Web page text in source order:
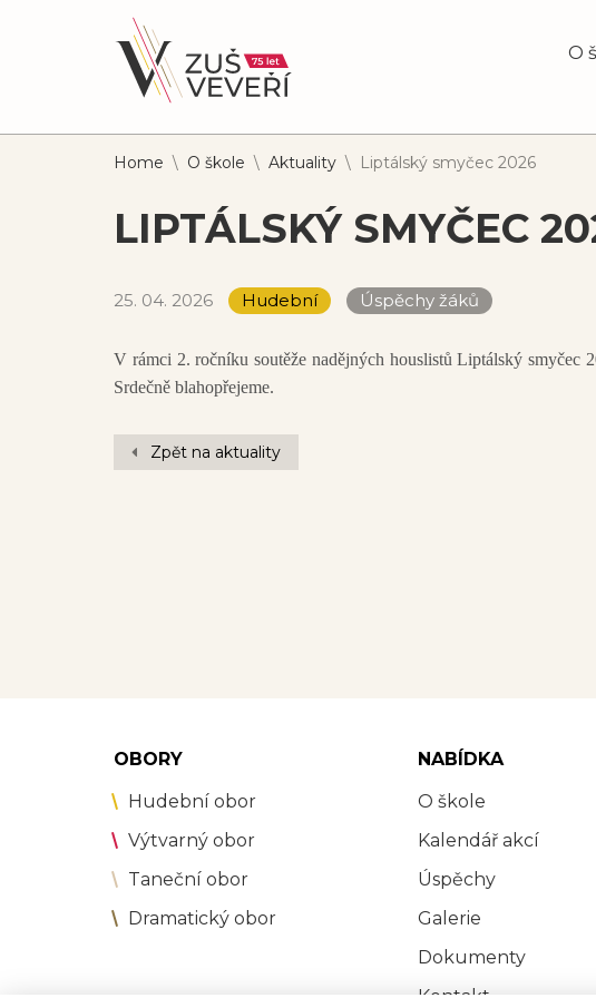
O
Home \ O škole \ Aktuality \ Liptálský smyčec 2026
LIPTÁLSKÝ SMYČEC
25. 04. 2026 Hudební Úspěchy žáků
V rámci 2. ročníku soutěže nadějných houslistů Liptálský
Srdečně blahopřejeme.
Zpět na aktuality
OBORY
Hudební obor
Výtvarný obor
Taneční obor
Dramatický obor
NABÍDKA
O škole
Kalendář akcí
Úspěchy
Galerie
Dokumenty